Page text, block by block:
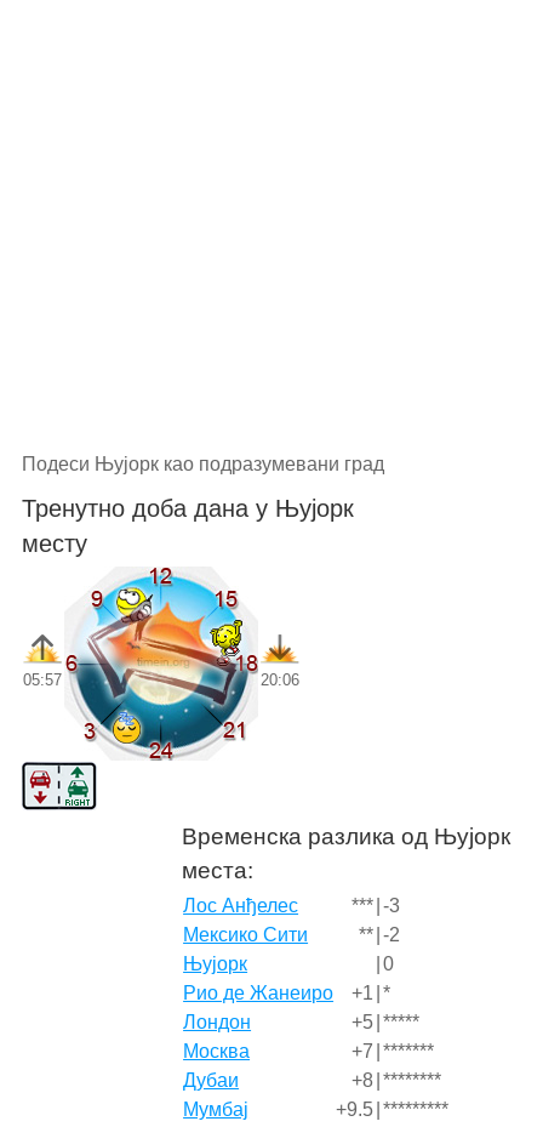
Подеси Њујорк као подразумевани град
Тренутно доба дана у Њујорк
месту
05:57 20:06
Временска разлика од Њујорк
места:
Лос Анђелес *** -3
Мексико Сити
** -2
Њујорк
0
Рио де Жанеиро
+1 *
Лондон
+5 *****
Москва
+7 *******
Дубаи
+8 ********
Мумбај
+9.5 *********